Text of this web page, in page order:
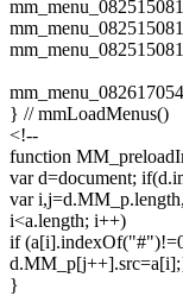
} // mmLoadMenus()
<!--
function
var d=document;
var
i<a.length; i++)
if
}